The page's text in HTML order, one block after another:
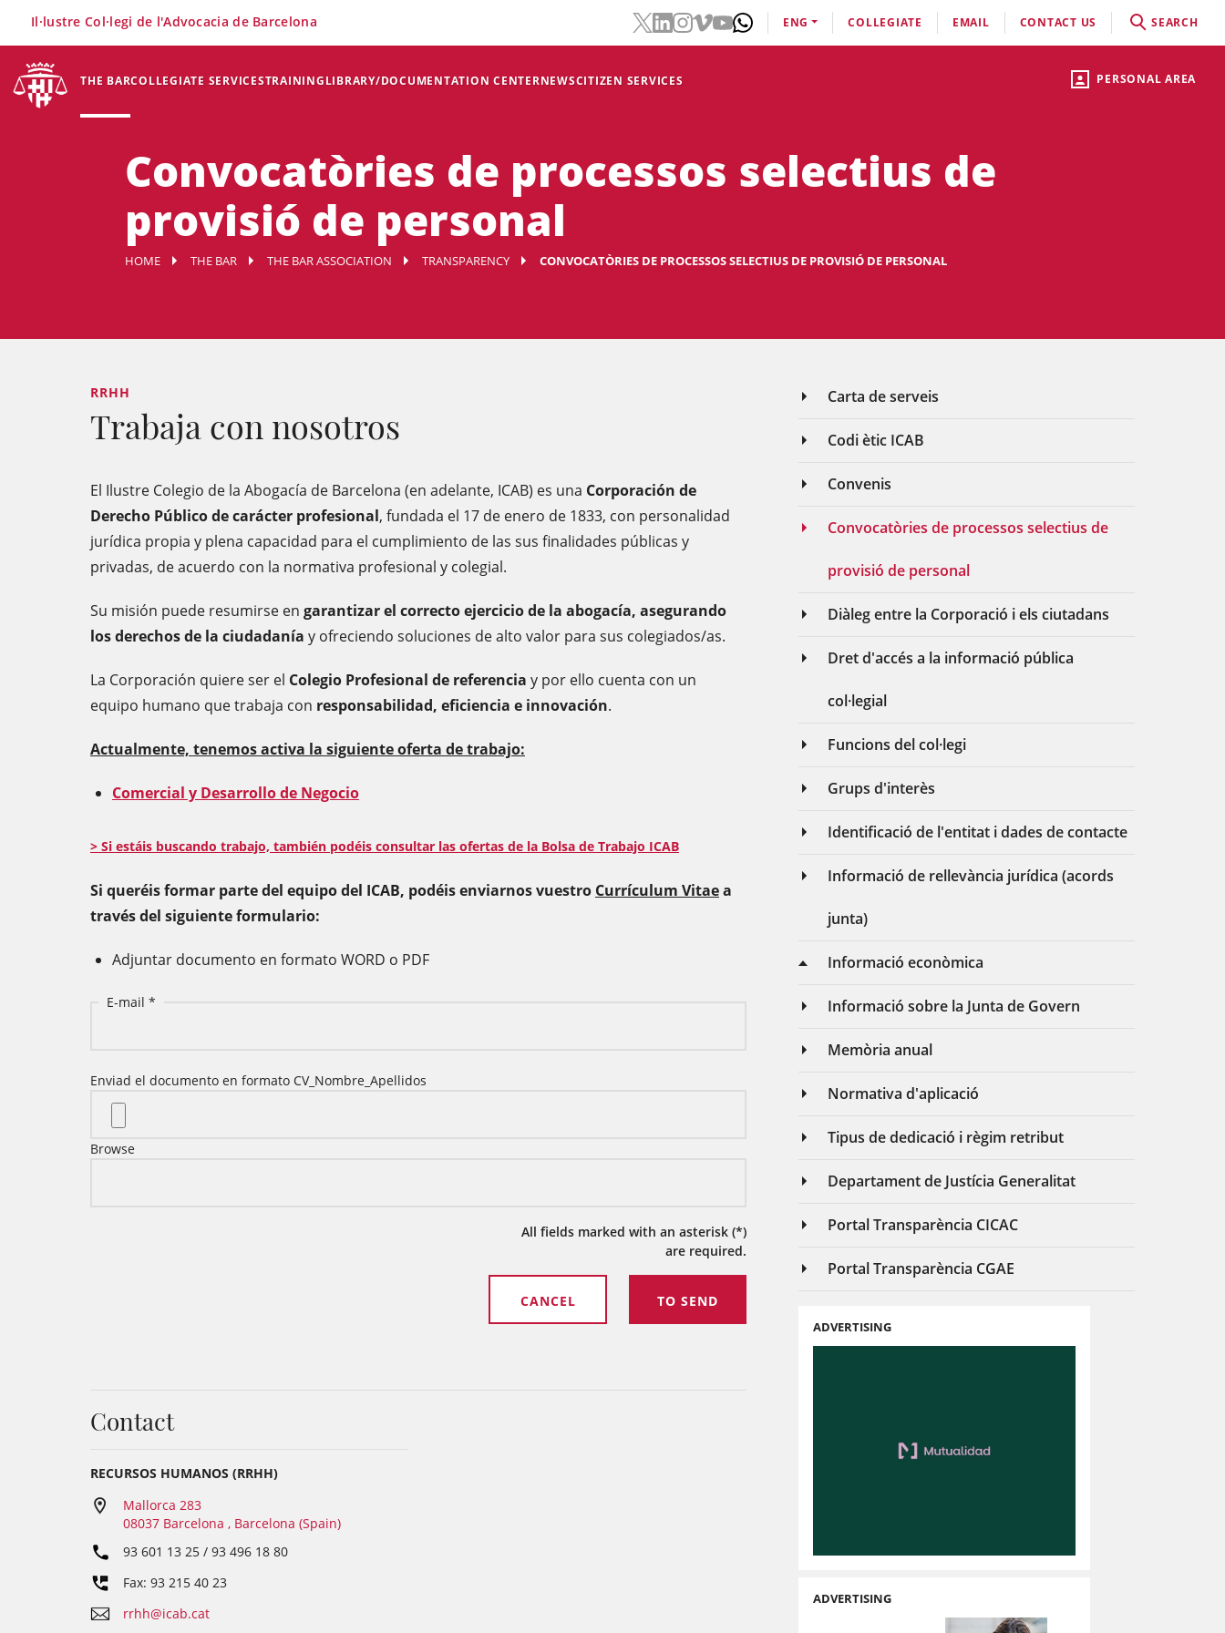
PERSONAL AREA
THE BARCOLLEGIATE SERVICESTRAININGLIBRARY/DOCUMENTATION CENTERNEWSCITIZEN SERVICES
Il·lustre Col·legi de l'Advocacia de Barcelona ENG COLLEGIATE EMAIL CONTACT US SEARCH
Convocatòries de processos selectius de
provisió de personal
HOME THE BAR THE BAR ASSOCIATION TRANSPARENCY CONVOCATÒRIES DE PROCESSOS SELECTIUS DE PROVISIÓ DE PERSONAL
Carta de serveis
Codi ètic ICAB
Convenis
Convocatòries de processos selectius de
provisió de personal
Diàleg entre la Corporació i els ciutadans
Dret d'accés a la informació pública
col·legial
Funcions del col·legi
Grups d'interès
Identificació de l'entitat i dades de contacte
Informació de rellevància jurídica (acords
junta)
Informació econòmica
Informació sobre la Junta de Govern
Memòria anual
Normativa d'aplicació
Tipus de dedicació i règim retribut
Departament de Justícia Generalitat
Portal Transparència CICAC
Portal Transparència CGAE
ADVERTISING
ADVERTISING
RRHH
Trabaja con nosotros
El Ilustre Colegio de la Abogacía de Barcelona (en adelante, ICAB) es una Corporación de
Derecho Público de carácter profesional, fundada el 17 de enero de 1833, con personalidad
jurídica propia y plena capacidad para el cumplimiento de las sus finalidades públicas y
privadas, de acuerdo con la normativa profesional y colegial.
Su misión puede resumirse en garantizar el correcto ejercicio de la abogacía, asegurando
los derechos de la ciudadanía y ofreciendo soluciones de alto valor para sus colegiados/as.
La Corporación quiere ser el Colegio Profesional de referencia y por ello cuenta con un
equipo humano que trabaja con responsabilidad, eficiencia e innovación.
Actualmente, tenemos activa la siguiente oferta de trabajo:
Comercial y Desarrollo de Negocio
> Si estáis buscando trabajo, también podéis consultar las ofertas de la Bolsa de Trabajo ICAB
Si queréis formar parte del equipo del ICAB, podéis enviarnos vuestro Currículum Vitaea
través del siguiente formulario:
Adjuntar documento en formato WORD o PDF
E-mail
Enviad el documento en formato CV_Nombre_Apellidos
Browse
All fields marked with an asterisk (*)
are required.
Contact
RECURSOS HUMANOS (RRHH)
Mallorca 283
08037 Barcelona , Barcelona (Spain)
93 601 13 25 / 93 496 18 80
Fax: 93 215 40 23
rrhh@icab.cat